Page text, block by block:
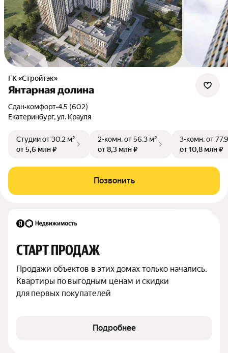
ГК «Стройтэк»
Янтарная долина
Сдан•комфорт•4.5 (602)
Екатеринбург, ул. Крауля
Студииот 30,2 м²
от 5,6 млн ₽
2-комн.от 56,3 м²
от 8,3 млн ₽
3-комн.от
от 10,8 млн ₽
Позвонить
СТАРТ ПРОДАЖ
Продажи объектов в этих домах только начались.
Квартиры по выгодным ценам и скидки
для первых покупателей
Подробнее